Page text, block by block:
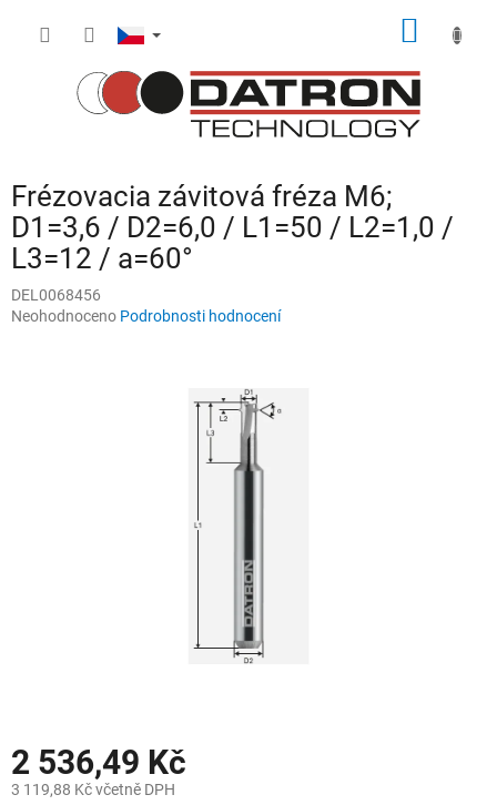
Frézovacia závitová fréza M6;
D1=3,6 / D2=6,0 / L1=50 / L2=1,0 /
L3=12 / a=60°
DEL0068456
Průměrné
Neohodnoceno Podrobnosti hodnocení
2 536,49 Kč
3 119,88 Kč včetně DPH